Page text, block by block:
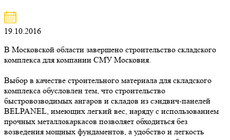
19.10.2016
В Московской области завершено строительство складского
комплекса для компании СМУ Московия.
Выбор в качестве строительного материала для складского
комплекса обусловлен тем, что строительство
быстровозводимых ангаров и складов из сэндвич-панелей
BELPANEL, имеющих легкий вес, наряду с использованием
прочных металлокаркасов позволяет обходиться без
возведения мощных фундаментов, а удобство и легкость